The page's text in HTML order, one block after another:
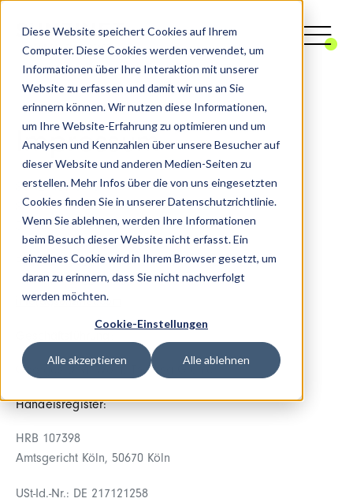
Diese Website speichert Cookies auf Ihrem
Computer. Diese Cookies werden verwendet, um
Informationen über Ihre Interaktion mit unserer
Website zu erfassen und damit wir uns an Sie
erinnern können. Wir nutzen diese Informationen,
um Ihre Website-Erfahrung zu optimieren und um
Analysen und Kennzahlen über unsere Besucher auf
dieser Website und anderen Medien-Seiten zu
erstellen. Mehr Infos über die von uns eingesetzten
Cookies finden Sie in unserer Datenschutzrichtlinie.
Wenn Sie ablehnen, werden Ihre Informationen
beim Besuch dieser Website nicht erfasst. Ein
einzelnes Cookie wird in Ihrem Browser gesetzt, um
daran zu erinnern, dass Sie nicht nachverfolgt
werden möchten.
Cookie-Einstellungen
Alle akzeptieren Alle ablehnen
Impressum
SUNZINET GmbH
Schanzenstraße 23
51063 Köln
Fon: +49 (0) 221 / 355 009 - 0
Fax: +49 (0) 221 / 355 009 - 10
info(at)sunzinet.com
Georges D.M. Wolff, Theresa Gruhler
Handelsregister:
HRB 107398
Amtsgericht Köln, 50670 Köln
USt-Id.-Nr.: DE 217121258